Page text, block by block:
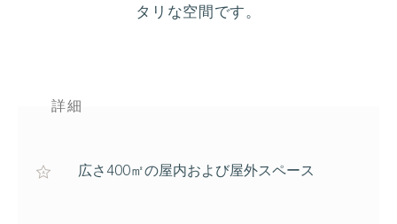
タリな空間です。
詳細
広さ400㎡の屋内および屋外スペース